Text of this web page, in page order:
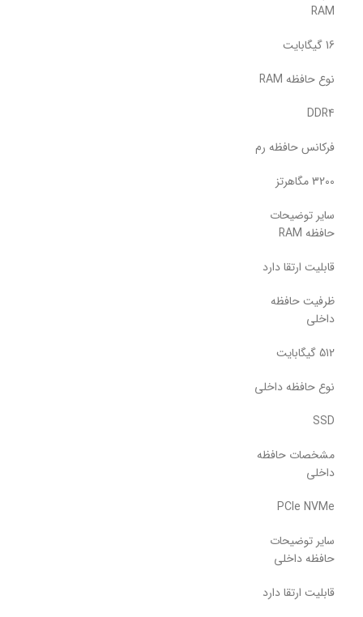
RAM
16 گیگابایت
نوع حافظه RAM
DDR4
فرکانس حافظه رم
3200 مگاهرتز
سایر توضیحات
حافظه RAM
قابلیت ارتقا دارد
ظرفیت حافظه
داخلی
512 گیگابایت
نوع حافظه داخلی
SSD
مشخصات حافظه
داخلی
PCIe NVMe
سایر توضیحات
حافظه داخلی
قابلیت ارتقا دارد